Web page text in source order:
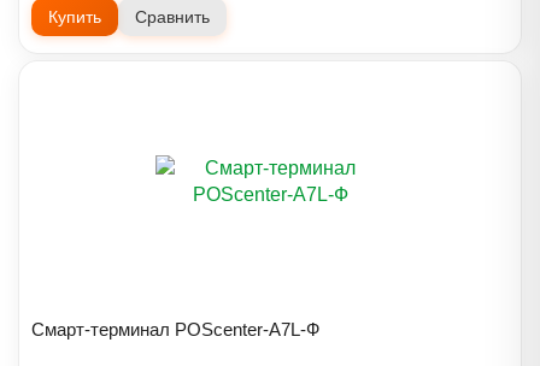
Купить Сравнить
Смарт-терминал POScenter-A7L-Ф